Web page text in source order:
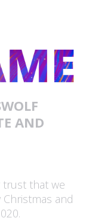
AND
trust that we
and